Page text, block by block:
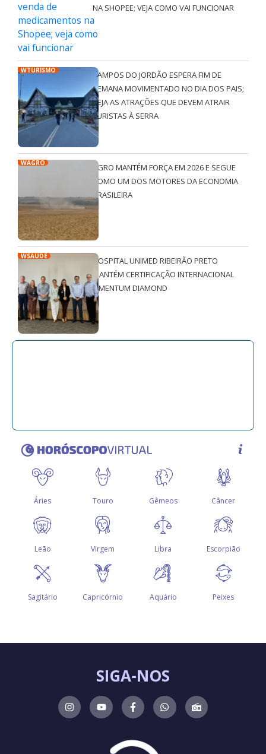
NA SHOPEE; VEJA COMO VAI FUNCIONAR
WTURISMO
CAMPOS DO JORDÃO ESPERA FIM DE
SEMANA MOVIMENTADO NO DIA DOS PAIS;
VEJA AS ATRAÇÕES QUE DEVEM ATRAIR
TURISTAS À SERRA
WAGRO
AGRO MANTÉM FORÇA EM 2026 E SEGUE
COMO UM DOS MOTORES DA ECONOMIA
BRASILEIRA
WSAÚDE
HOSPITAL UNIMED RIBEIRÃO PRETO
MANTÉM CERTIFICAÇÃO INTERNACIONAL
QMENTUM DIAMOND
SIGA-NOS